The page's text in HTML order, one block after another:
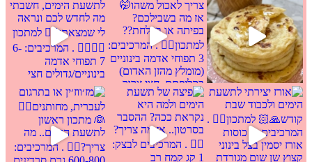
ככה? ההסבר בסרטו
מז׳ווז׳ין או בתרגום לעברית, מחותנים מתכון ראש